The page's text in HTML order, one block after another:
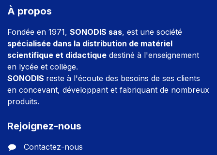
À propos
Fondée en 1971, SONODIS sas, est une société
spécialisée dans la distribution de matériel
scientifique et didactique destiné à l'enseignement
en lycée et collège.
SONODIS reste à l'écoute des besoins de ses clients
en concevant, développant et fabriquant de nombreux
produits.
Rejoignez-nous
Contactez-nous